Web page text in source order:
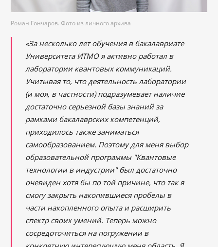
Роман Гончаров. Фото из личного архива
«За несколько лет обучения в бакалавриате
Университета ИТМО я активно работал в
лаборатории квантовых коммуникаций.
Учитывая то, что деятельность лаборатории
(и моя, в частности) подразумевает наличие
достаточно серьезной базы знаний за
рамками бакалаврских компетенций,
приходилось также заниматься
самообразованием. Поэтому для меня выбор
образовательной программы "Квантовые
технологии в индустрии" был достаточно
очевиден хотя бы по той причине, что так я
смогу закрыть накопившиеся пробелы в
части накопленного опыта и расширить
спектр своих умений. Теперь можно
сосредоточиться на погружении в